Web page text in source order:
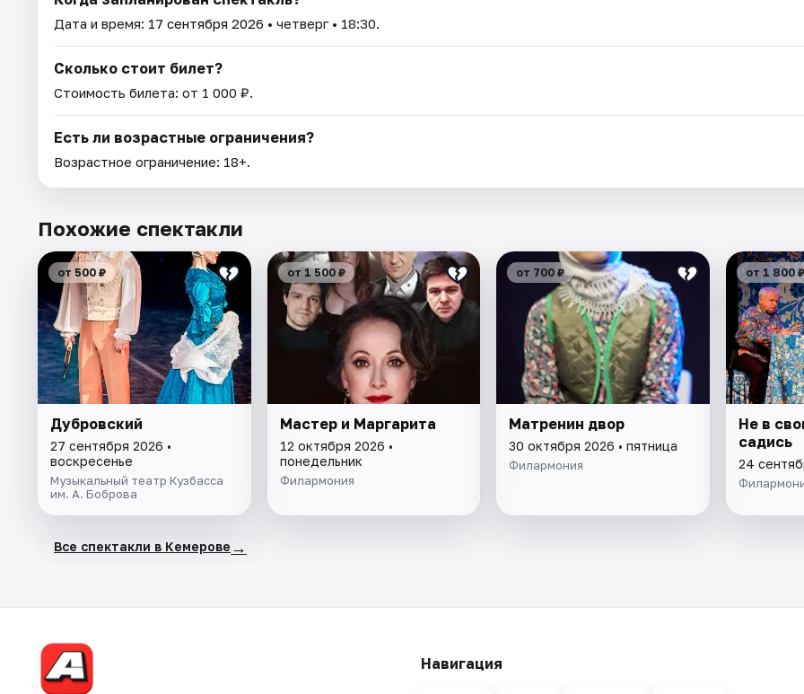
Дата и время: 17 сентября 2026 • четверг • 18:30.
Сколько стоит билет?
Стоимость билета: от 1 000 ₽.
Есть ли возрастные ограничения?
Возрастное ограничение: 18+.
Похожие спектакли
от 500 ₽
Дубровский
27 сентября 2026 •
воскресенье
Музыкальный театр Кузбасса
им. А. Боброва
от 1 500 ₽
Мастер и Маргарита
12 октября 2026 •
понедельник
Филармония
от 700 ₽
Матренин двор
30 октября 2026 • пятница
Филармония
от 1 800 ₽
Не в
садись
24
Все спектакли в Кемерове →
Навигация